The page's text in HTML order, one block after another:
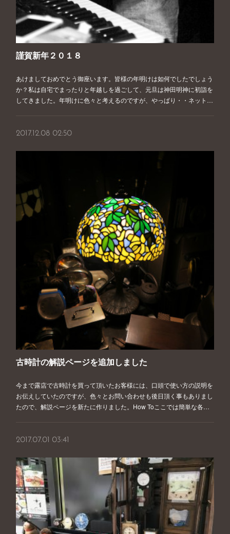
謹賀新年２０１８
あけましておめでとう御座います。皆様の年明けは如何でしたでしょう
か？私は自宅でまったりと年越しを過ごして、元旦は神田明神に初詣を
してきました。年明けに色々と考えるのですが、やっぱり・・ネット…
2017.12.08 02:50
古時計の解説ページを追加しました
今まで露店で古時計を買って頂いたお客様には、口頭で使い方の説明を
お伝えしていたのですが、色々とお問い合わせも後日頂く事もありまし
たので、解説ページを新たに作りました。How Toここでは簡単な各…
2017.07.01 03:41